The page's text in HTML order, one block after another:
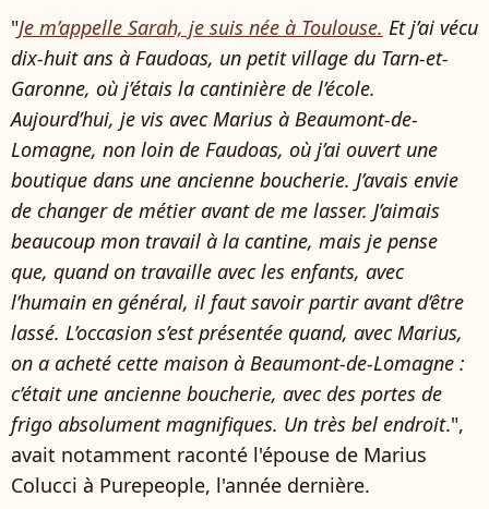
"Je m’appelle Sarah, je suis née à Toulouse. Et j’ai vécu
dix-huit ans à Faudoas, un petit village du Tarn-et-
Garonne, où j’étais la cantinière de l’école.
Aujourd’hui, je vis avec Marius à Beaumont-de-
Lomagne, non loin de Faudoas, où j’ai ouvert une
boutique dans une ancienne boucherie. J’avais envie
de changer de métier avant de me lasser. J’aimais
beaucoup mon travail à la cantine, mais je pense
que, quand on travaille avec les enfants, avec
l’humain en général, il faut savoir partir avant d’être
lassé. L’occasion s’est présentée quand, avec Marius,
on a acheté cette maison à Beaumont-de-Lomagne :
c’était une ancienne boucherie, avec des portes de
frigo absolument magnifiques. Un très bel endroit.",
avait notamment raconté l'épouse de Marius
Colucci à Purepeople, l'année dernière.